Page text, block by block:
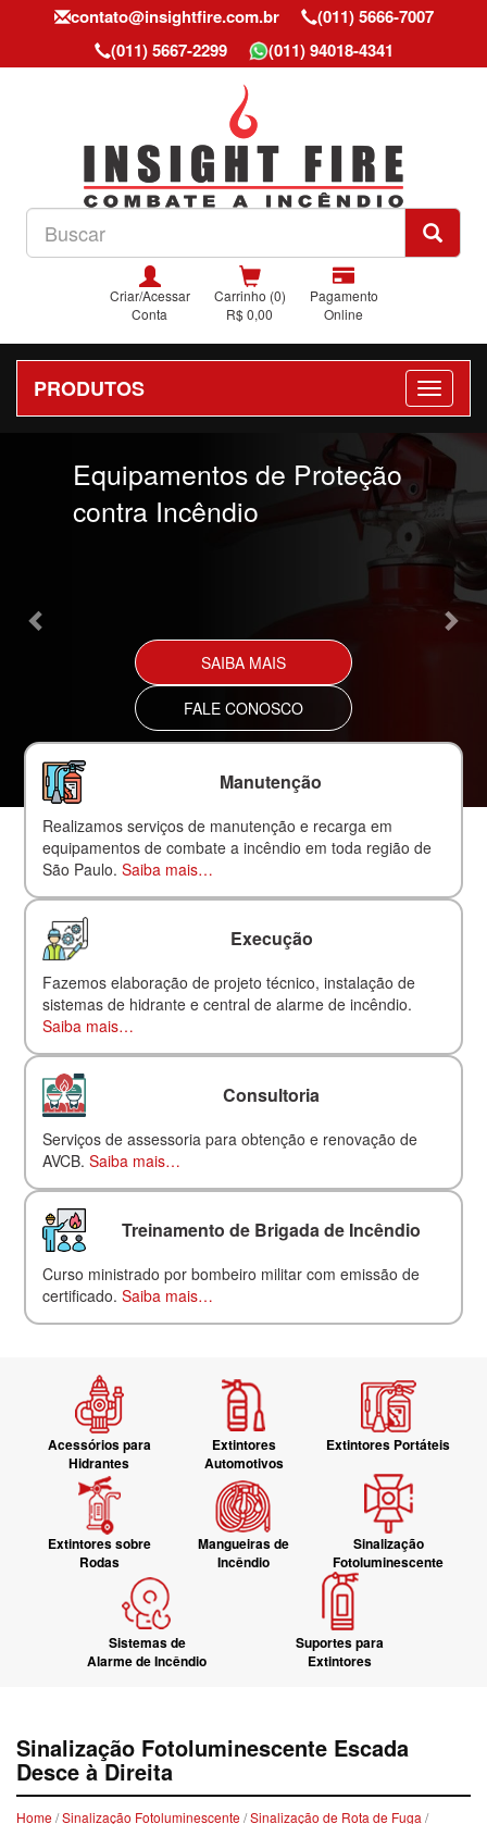
contato@insightfire.com.br
(011) 5666-7007
(011) 5667-2299
(011) 94018-4341
Criar/Acessar
Conta
Carrinho (0)
R$ 0,00
Pagamento
Online
PRODUTOS
Equipamentos de Proteção
contra Incêndio
SAIBA MAIS
FALE CONOSCO
Manutenção
Realizamos serviços de manutenção e recarga em
equipamentos de combate a incêndio em toda região de
São Paulo.Saiba mais…
Execução
Fazemos elaboração de projeto técnico, instalação de
sistemas de hidrante e central de alarme de incêndio.
Saiba mais…
Consultoria
Serviços de assessoria para obtenção e renovação de
AVCB.Saiba mais…
Treinamento de Brigada de Incêndio
Curso ministrado por bombeiro militar com emissão de
certificado.Saiba mais…
Acessórios para
Hidrantes
Extintores
Automotivos
Extintores Portáteis
Extintores sobre
Rodas
Mangueiras de
Incêndio
Sinalização
Fotoluminescente
Sistemas de
Alarme de Incêndio
Suportes para
Extintores
Sinalização Fotoluminescente Escada
Desce à Direita
Home/Sinalização Fotoluminescente/Sinalização de Rota de Fuga /